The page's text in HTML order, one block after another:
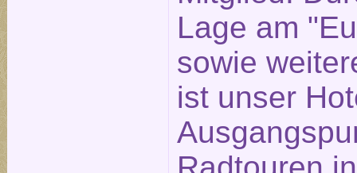
Lage am
sowie
ist unser